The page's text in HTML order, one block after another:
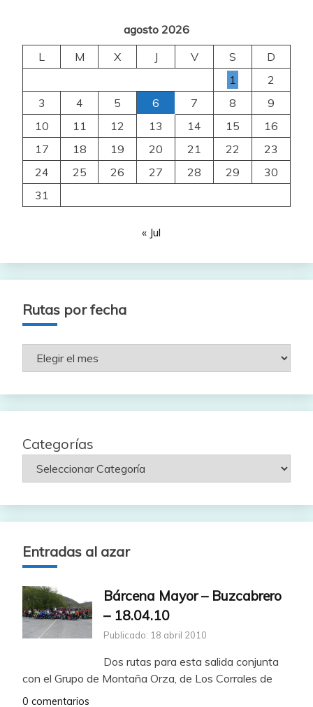
agosto 2026
L
M X J V S
D
1
2
3
4 5 6 7 8
9
10
11 12 13 14 15
16
17
18 19 20 21 22
23
24
25 26 27 28 29
30
31
« Jul
Rutas por fecha
Rutas
Categorías
Entradas al azar
Bárcena Mayor – Buzcabrero
– 18.04.10
Publicado: 18 abril 2010
Dos rutas para esta salida conjunta
con el Grupo de Montaña Orza, de Los Corrales de
0 comentarios